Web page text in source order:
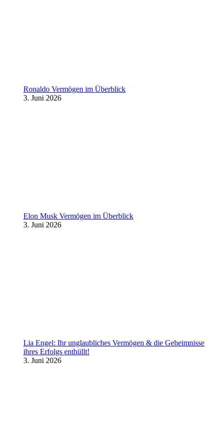
Ronaldo Vermögen im Überblick
3. Juni 2026
Elon Musk Vermögen im Überblick
3. Juni 2026
Lia Engel: Ihr unglaubliches Vermögen & die Geheimnisse
ihres Erfolgs enthüllt!
3. Juni 2026